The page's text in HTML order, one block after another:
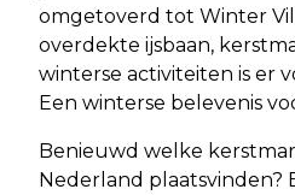
omgetoverd tot Winter
overdekte ijsbaan,
winterse activiteiten is er
Een winterse belevenis
Benieuwd welke
Nederland plaatsvinden?